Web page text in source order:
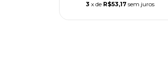
3 x de R$53,17 sem juros